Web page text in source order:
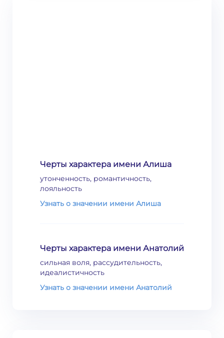
Черты характера имени Алиша
утонченность, романтичность,
лояльность
Узнать о значении имени Алиша
Черты характера имени Анатолий
сильная воля, рассудительность,
идеалистичность
Узнать о значении имени Анатолий